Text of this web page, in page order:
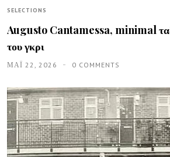
SELECTIONS
Augusto Cantamessa, minimal
του γκρι
ΜΑΪ́ 22, 2026 0 COMMENTS